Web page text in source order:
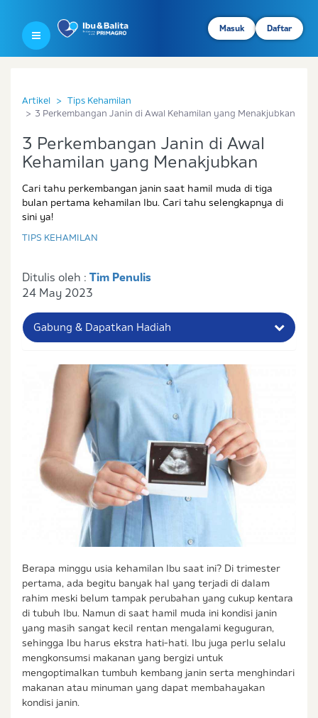
Masuk Daftar
Artikel
Tips Kehamilan
3 Perkembangan Janin di Awal Kehamilan yang Menakjubkan
3 Perkembangan Janin di Awal
Kehamilan yang Menakjubkan
Cari tahu perkembangan janin saat hamil muda di tiga
bulan pertama kehamilan Ibu. Cari tahu selengkapnya di
sini ya!
TIPS KEHAMILAN
Ditulis oleh : Tim Penulis
24 May 2023
Gabung & Dapatkan Hadiah
Nama Lengkap Ibu
No. Handphone (Whatsapp)
Buat Password
Status / Kondisi Ibu Saat Ini
Tidak Hamil dan Memiliki Anak
Sedang Hamil
Sedang Hamil dan Memiliki Anak
Saya setuju dengan syarat dan ketentuan serta
kebijakan privasi
Ibu & Balita
Saya setuju dan bersedia menerima informasi dari
Ibu & Balita, Frisian Flag Indonesia, dan partner Ibu
& Balita.
Berapa minggu usia kehamilan Ibu saat ini? Di trimester
pertama, ada begitu banyak hal yang terjadi di dalam
rahim meski belum tampak perubahan yang cukup kentara
di tubuh Ibu. Namun di saat hamil muda ini kondisi janin
yang masih sangat kecil rentan mengalami keguguran,
sehingga Ibu harus ekstra hati-hati. Ibu juga perlu selalu
mengkonsumsi makanan yang bergizi untuk
mengoptimalkan tumbuh kembang janin serta menghindari
makanan atau minuman yang dapat membahayakan
kondisi janin.